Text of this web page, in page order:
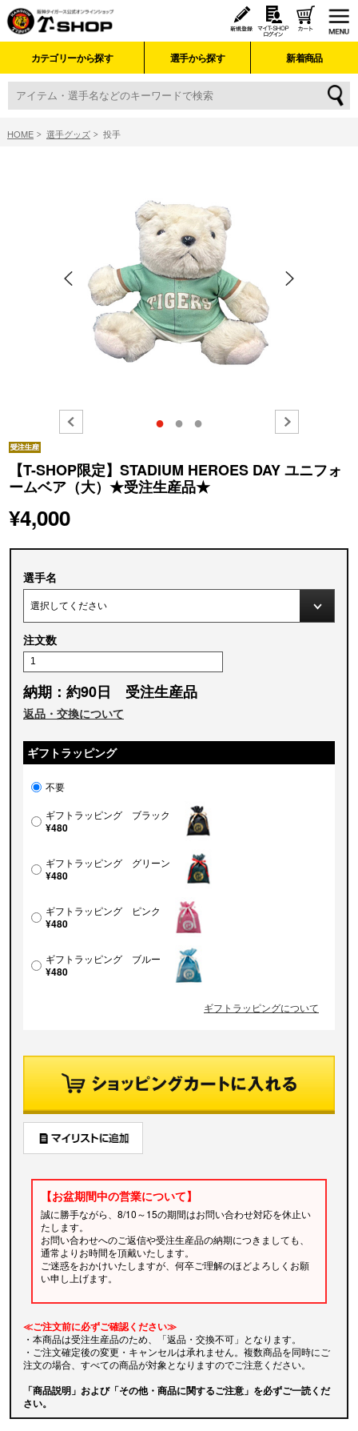
カテゴリーから探す 選手から探す 新着商品
HOME 選手グッズ 投手
● ● ●
【T-SHOP限定】STADIUM HEROES DAY ユニフォ
ームベア（大）★受注生産品★
¥4,000
選手名
注文数
納期：約90日 受注生産品
返品・交換について
ギフトラッピング
不要
ギフトラッピング ブラック
¥480
ギフトラッピング グリーン
¥480
ギフトラッピング ピンク
¥480
ギフトラッピング ブルー
¥480
ギフトラッピングについて
【お盆期間中の営業について】
誠に勝手ながら、8/10～15の期間はお問い合わせ対応を休止い
たします。
お問い合わせへのご返信や受注生産品の納期につきましても、
通常よりお時間を頂戴いたします。
ご迷惑をおかけいたしますが、何卒ご理解のほどよろしくお願
い申し上げます。
≪ご注文前に必ずご確認ください≫
・本商品は受注生産品のため、「返品・交換不可」となります。
・ご注文確定後の変更・キャンセルは承れません。複数商品を同時にご
注文の場合、すべての商品が対象となりますのでご注意ください。
「商品説明」および「その他・商品に関するご注意」を必ずご一読くだ
さい。